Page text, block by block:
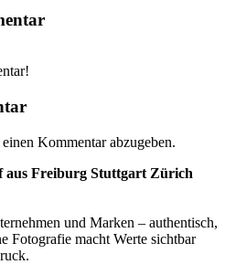
Kommentar abzugeben.
aus Freiburg Stuttgart Zürich
und Marken – authentisch,
Fotografie macht Werte sichtbar